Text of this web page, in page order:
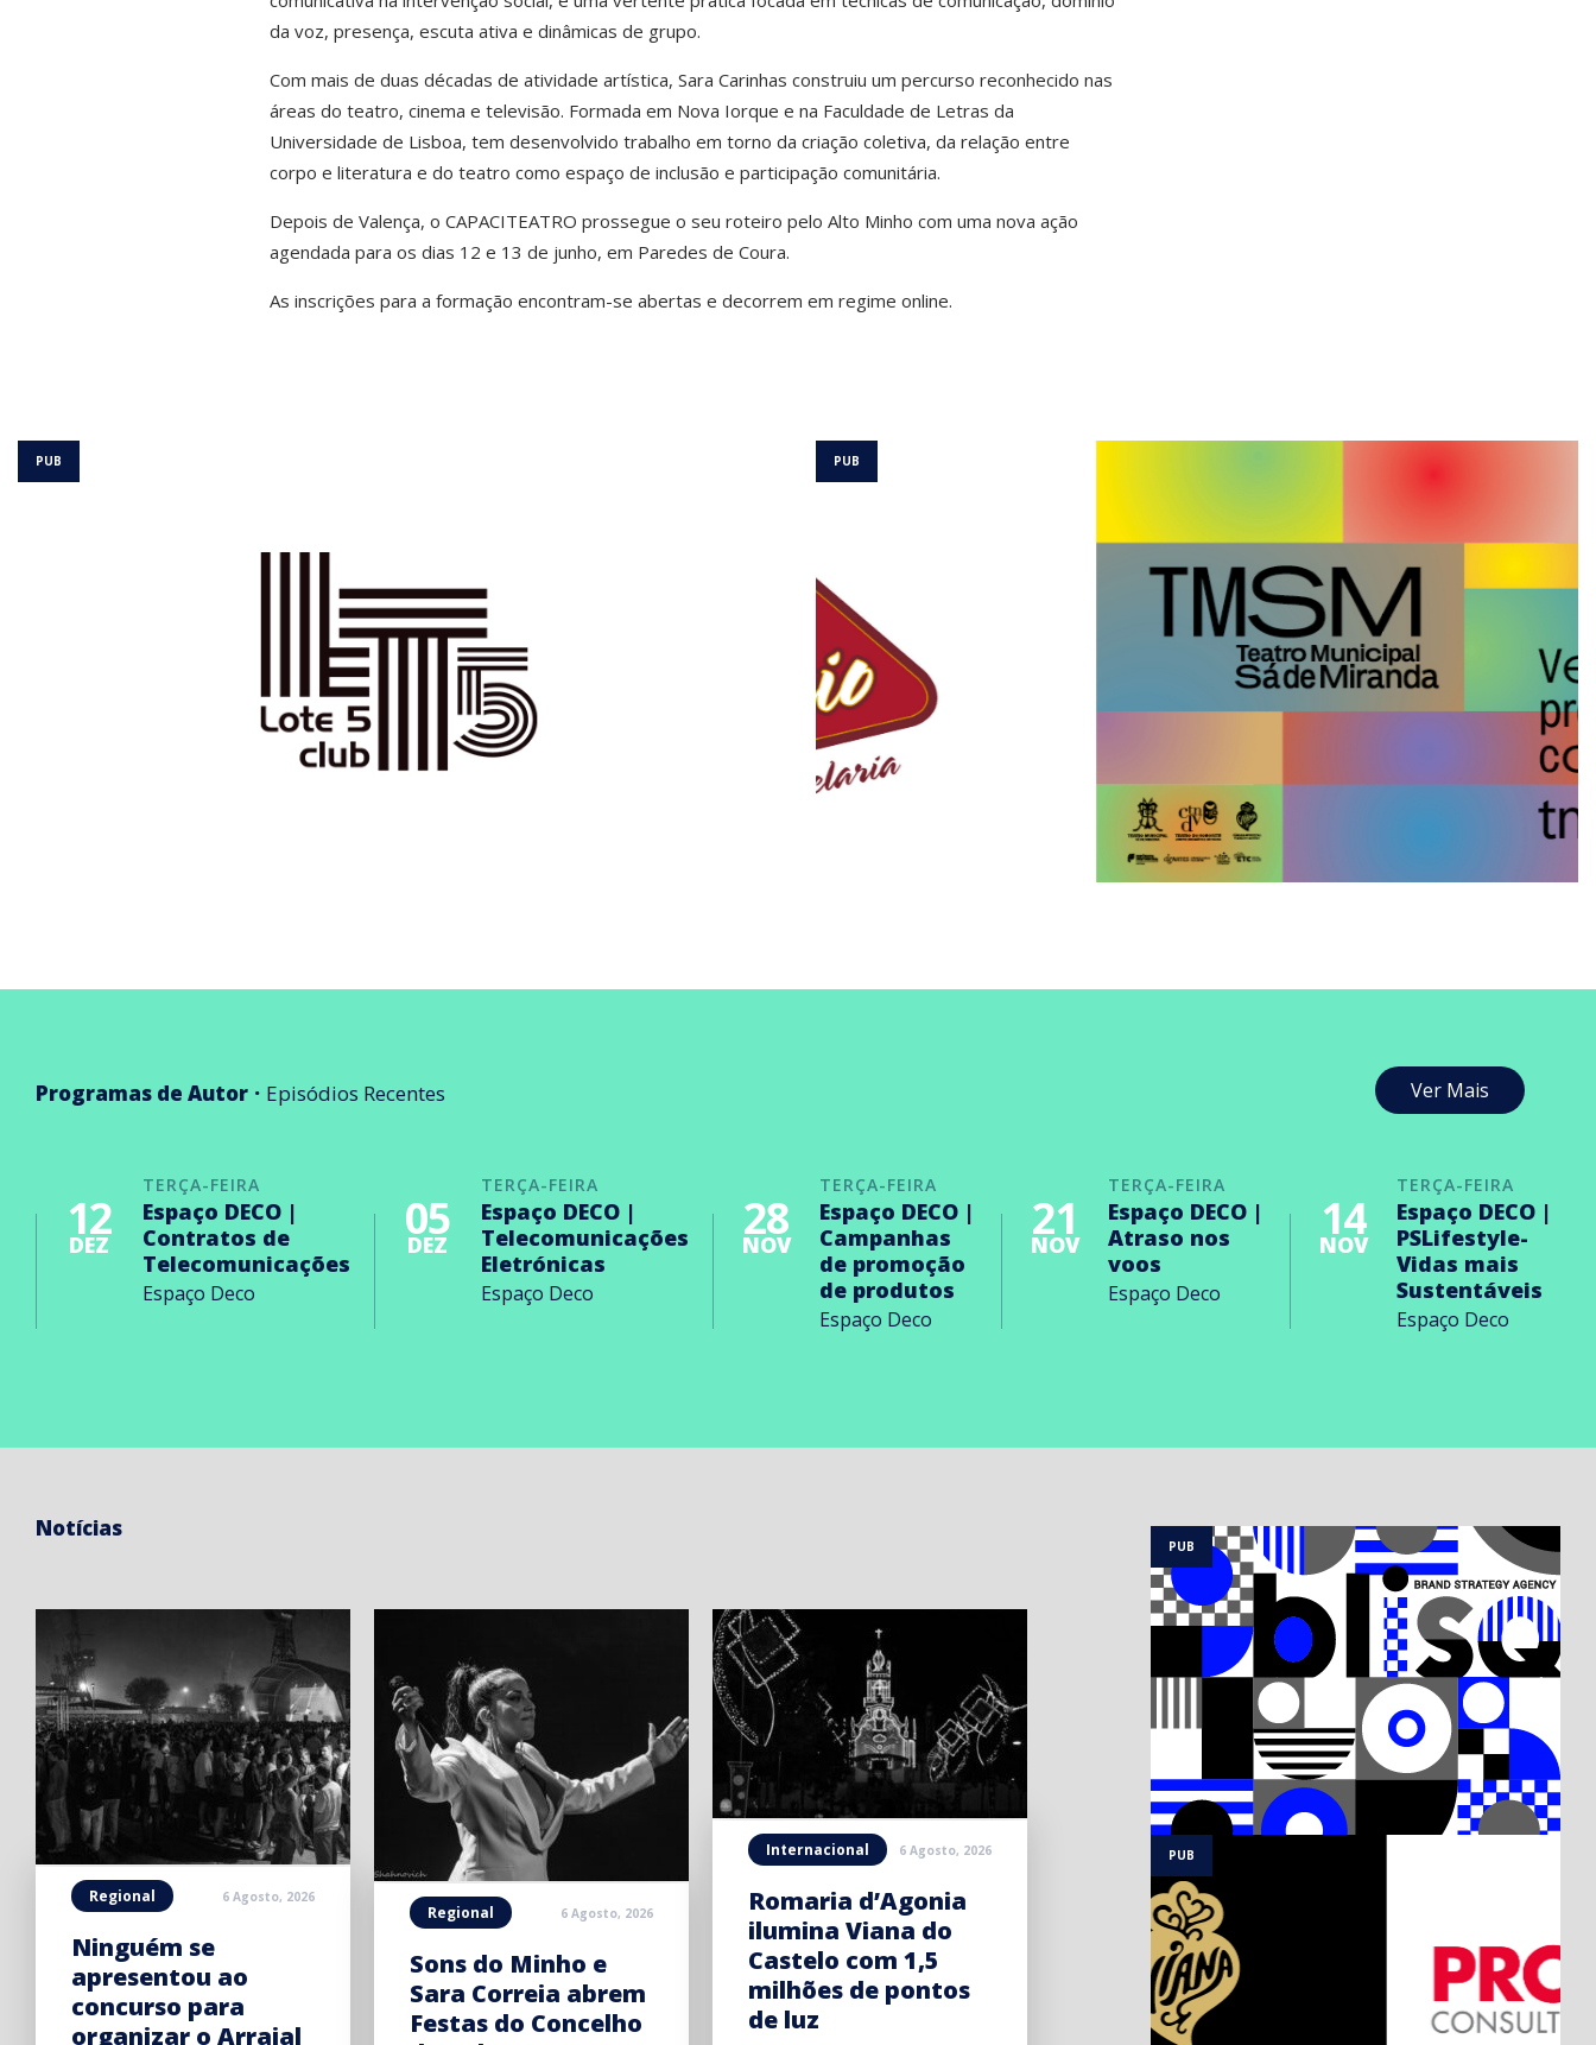
da voz, presença, escuta ativa e dinâmicas de grupo.
Com mais de duas décadas de atividade artística, Sara Carinhas construiu um percurso reconhecido nas
áreas do teatro, cinema e televisão. Formada em Nova Iorque e na Faculdade de Letras da
Universidade de Lisboa, tem desenvolvido trabalho em torno da criação coletiva, da relação entre
corpo e literatura e do teatro como espaço de inclusão e participação comunitária.
Depois de Valença, o CAPACITEATRO prossegue o seu roteiro pelo Alto Minho com uma nova ação
agendada para os dias 12 e 13 de junho, em Paredes de Coura.
As inscrições para a formação encontram-se abertas e decorrem em regime online.
Programas de Autor Episódios Recentes Ver Mais
TERÇA-FEIRA
12
DEZ
Espaço DECO |
Contratos de
Telecomunicações
Espaço Deco
TERÇA-FEIRA
05
DEZ
Espaço DECO |
Telecomunicações
Eletrónicas
Espaço Deco
TERÇA-FEIRA
28
NOV
Espaço DECO |
Campanhas
de promoção
de produtos
Espaço Deco
TERÇA-FEIRA
21
NOV
Espaço DECO |
Atraso nos
voos
Espaço Deco
TERÇA-FEIRA
14
NOV
Espaço DECO |
PSLifestyle-
Vidas mais
Sustentáveis
Espaço Deco
Notícias
Regional 6 Agosto, 2026
Ninguém se
apresentou ao
concurso para
organizar o Arraial
Regional 6 Agosto, 2026
Sons do Minho e
Sara Correia abrem
Festas do Concelho
Internacional 6 Agosto, 2026
Romaria d’Agonia
ilumina Viana do
Castelo com 1,5
milhões de pontos
de luz